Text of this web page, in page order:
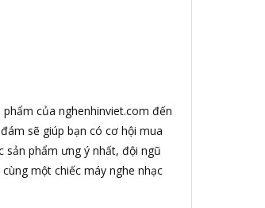
của nghenhinviet.com đến
sẽ giúp bạn có cơ hội mua
sản phẩm ưng ý nhất, đội ngũ
một chiếc máy nghe nhạc